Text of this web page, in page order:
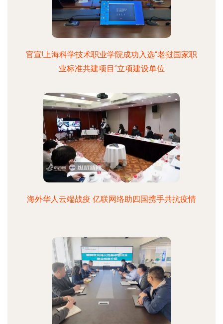
官宣!上海科学技术职业学院成功入选“老挝国家职
业标准共建项目”立项建设单位
海外华人云端战疫 亿联网络助四国携手共抗疫情